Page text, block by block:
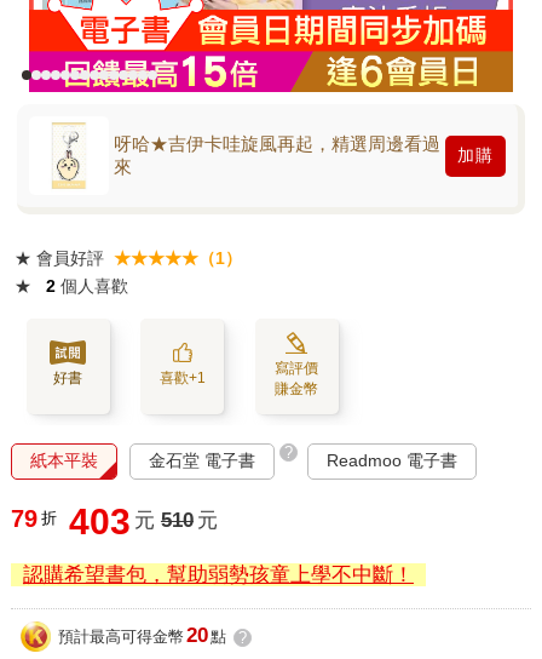
呀哈★吉伊卡哇旋風再起，精選周邊看過
來
加購
★ 會員好評 ★★★★★（1）
★
2 個人喜歡
好書 喜歡+1
寫評價
賺金幣
紙本平裝 金石堂 電子書 ? Readmoo 電子書
79 折 403 元 510 元
認購希望書包，幫助弱勢孩童上學不中斷！
預計最高可得金幣 20點 ?